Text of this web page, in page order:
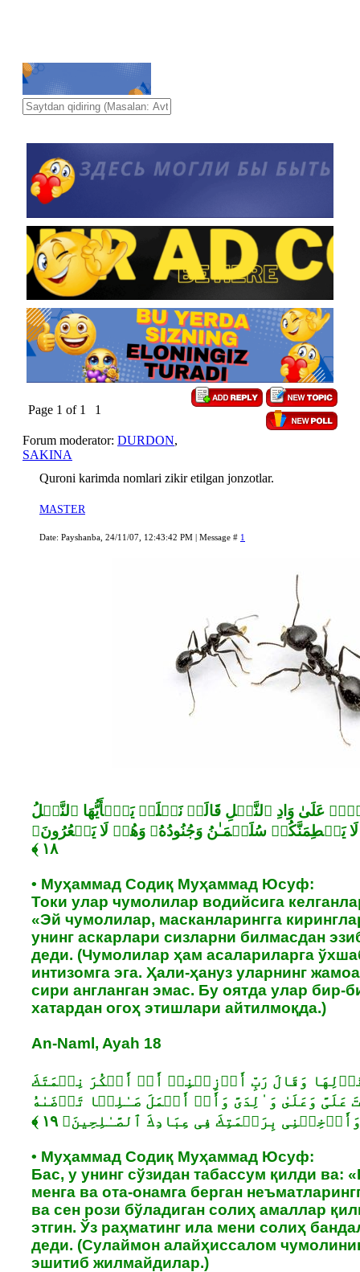
Page 1 of 1 1
Forum moderator: DURDON,
SAKINA
Quroni karimda nomlari zikir etilgan jonzotlar.
MASTER
Date: Payshanba, 24/11/07, 12:43:42 PM | Message # 1
عَلَىٰ وَادِ ٱلنَّمۡلِ قَالَتۡ نَمۡلَةࣱ یَـٰۤأَیُّهَا ٱلنَّمۡلُ
یَحۡطِمَنَّكُمۡ سُلَیۡمَـٰنُ وَجُنُودُهُۥ وَهُمۡ لَا یَشۡعُرُونَ﴿
• Муҳаммад Содиқ Муҳаммад Юсуф:
Токи улар чумолилар водийсига
«Эй чумолилар, масканларингга
унинг аскарлари сизларни билмасдан
деди. (Чумолилар ҳам асалариларга
интизомга эга. Ҳали-ҳануз уларнинг
сири англанган эмас. Бу оятда улар бир-
хатардан огоҳ этишлари айтилмоқда.)
An-Naml, Ayah 18
قَوۡلِهَا وَقَالَ رَبِّ أَوۡزِعۡنِیۤ أَنۡ أَشۡكُرَ نِعۡمَتَكَ
وَعَلَىٰ وَ ٰ⁠لِدَیَّ وَأَنۡ أَعۡمَلَ صَـٰلِحࣰا تَرۡضَىٰهُ
• Муҳаммад Содиқ Муҳаммад Юсуф:
Бас, у унинг сўзидан табассум қилди ва:
менга ва ота-онамга берган
ва сен рози бўладиган солиҳ амаллар
этгин. Ўз раҳматинг ила мени солиҳ
деди. (Сулаймон алайҳиссалом
эшитиб жилмайдилар.)